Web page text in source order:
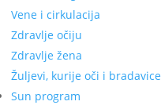
Vene i cirkulacija
Zdravlje očiju
Zdravlje žena
Žuljevi, kurije oči i bradavice
Sun program